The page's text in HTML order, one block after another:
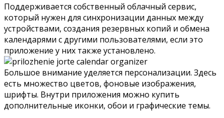
Поддерживается собственный облачный сервис,
который нужен для синхронизации данных между
устройствами, создания резервных копий и обмена
календарями с другими пользователями, если это
приложение у них также установлено.
Большое внимание уделяется персонализации. Здесь
есть множество цветов, фоновые изображения,
шрифты. Внутри приложения можно купить
дополнительные иконки, обои и графические темы.